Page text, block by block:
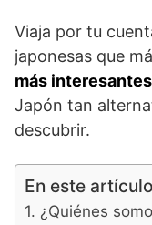
Viaja por tu
japonesas que
más
Japón tan
descubrir.
En este
¿Quiénes